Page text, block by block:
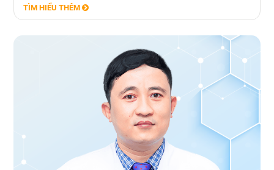
TÌM HIỂU THÊM